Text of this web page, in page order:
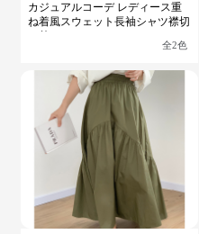
カジュアルコーデ レディース重
ね着風スウェット長袖シャツ襟切
全2色